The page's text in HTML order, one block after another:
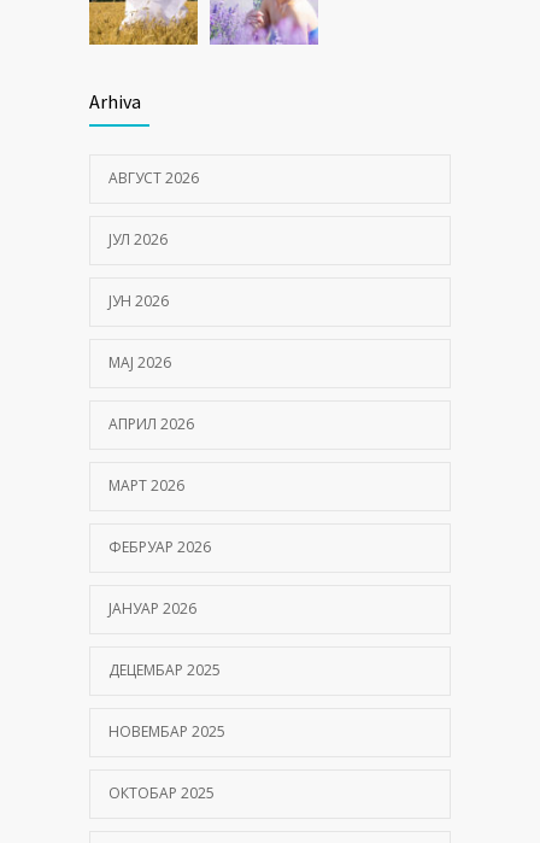
Arhiva
АВГУСТ 2026
ЈУЛ 2026
ЈУН 2026
МАЈ 2026
АПРИЛ 2026
МАРТ 2026
ФЕБРУАР 2026
ЈАНУАР 2026
ДЕЦЕМБАР 2025
НОВЕМБАР 2025
ОКТОБАР 2025